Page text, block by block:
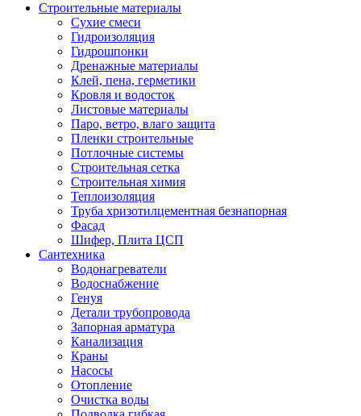
Строительные материалы
Сухие смеси
Гидроизоляция
Гидрошпонки
Дренажные материалы
Клей, пена, герметики
Кровля и водосток
Листовые материалы
Паро, ветро, влаго защита
Пленки строительные
Потлочные системы
Строительная сетка
Строительная химия
Теплоизоляция
Труба хризотилцементная безнапорная
Фасад
Шифер, Плита ЦСП
Сантехника
Водонагреватели
Водоснабжение
Генуя
Детали трубопровода
Запорная арматура
Канализация
Краны
Насосы
Отопление
Очистка воды